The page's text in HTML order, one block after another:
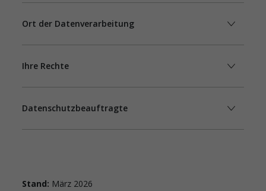
Ort der Datenverarbeitung
Ihre Rechte
Datenschutzbeauftragte
Stand: März 2026